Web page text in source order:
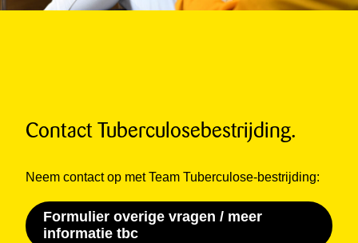
Contact Tuberculosebestrijding.
Neem contact op met Team Tuberculose-bestrijding:
Formulier overige vragen / meer
informatie tbc